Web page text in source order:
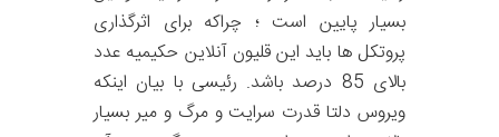
بسیار پایین است ؛ چراکه برای اثرگذاری
پروتکل ها باید این قلیون آنلاین حکیمیه عدد
بالای 85 درصد باشد. رئیسی با بیان اینکه
ویروس دلتا قدرت سرایت و مرگ و میر بسیار